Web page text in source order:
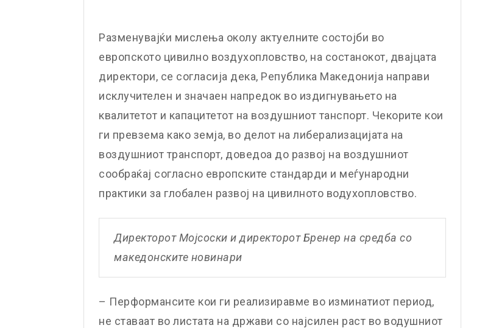
Разменувајќи мислења околу актуелните состојби во
европското цивилно воздухопловство, на состанокот, двајцата
директори, се согласија дека, Република Македонија направи
исклучителен и значаен напредок во издигнувањето на
квалитетот и капацитетот на воздушниот танспорт. Чекорите кои
ги превзема како земја, во делот на либерализацијата на
воздушниот транспорт, доведоа до развој на воздушниот
сообраќај согласно европските стандарди и меѓународни
практики за глобален развој на цивилното водухопловство.
Директорот Мојсоски и директорот Бренер на средба со
македонските новинари
– Перформансите кои ги реализиравме во изминатиот период,
не ставаат во листата на држави со најсилен раст во водушниот